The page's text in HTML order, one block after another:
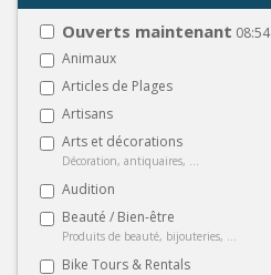
Ouverts maintenant 08:54
Animaux
Articles de Plages
Artisans
Arts et décorations
Décoration, antiquaires, ...
Audition
Beauté / Bien-être
Produits de beauté, bijouteries, ...
Bike Tours & Rentals